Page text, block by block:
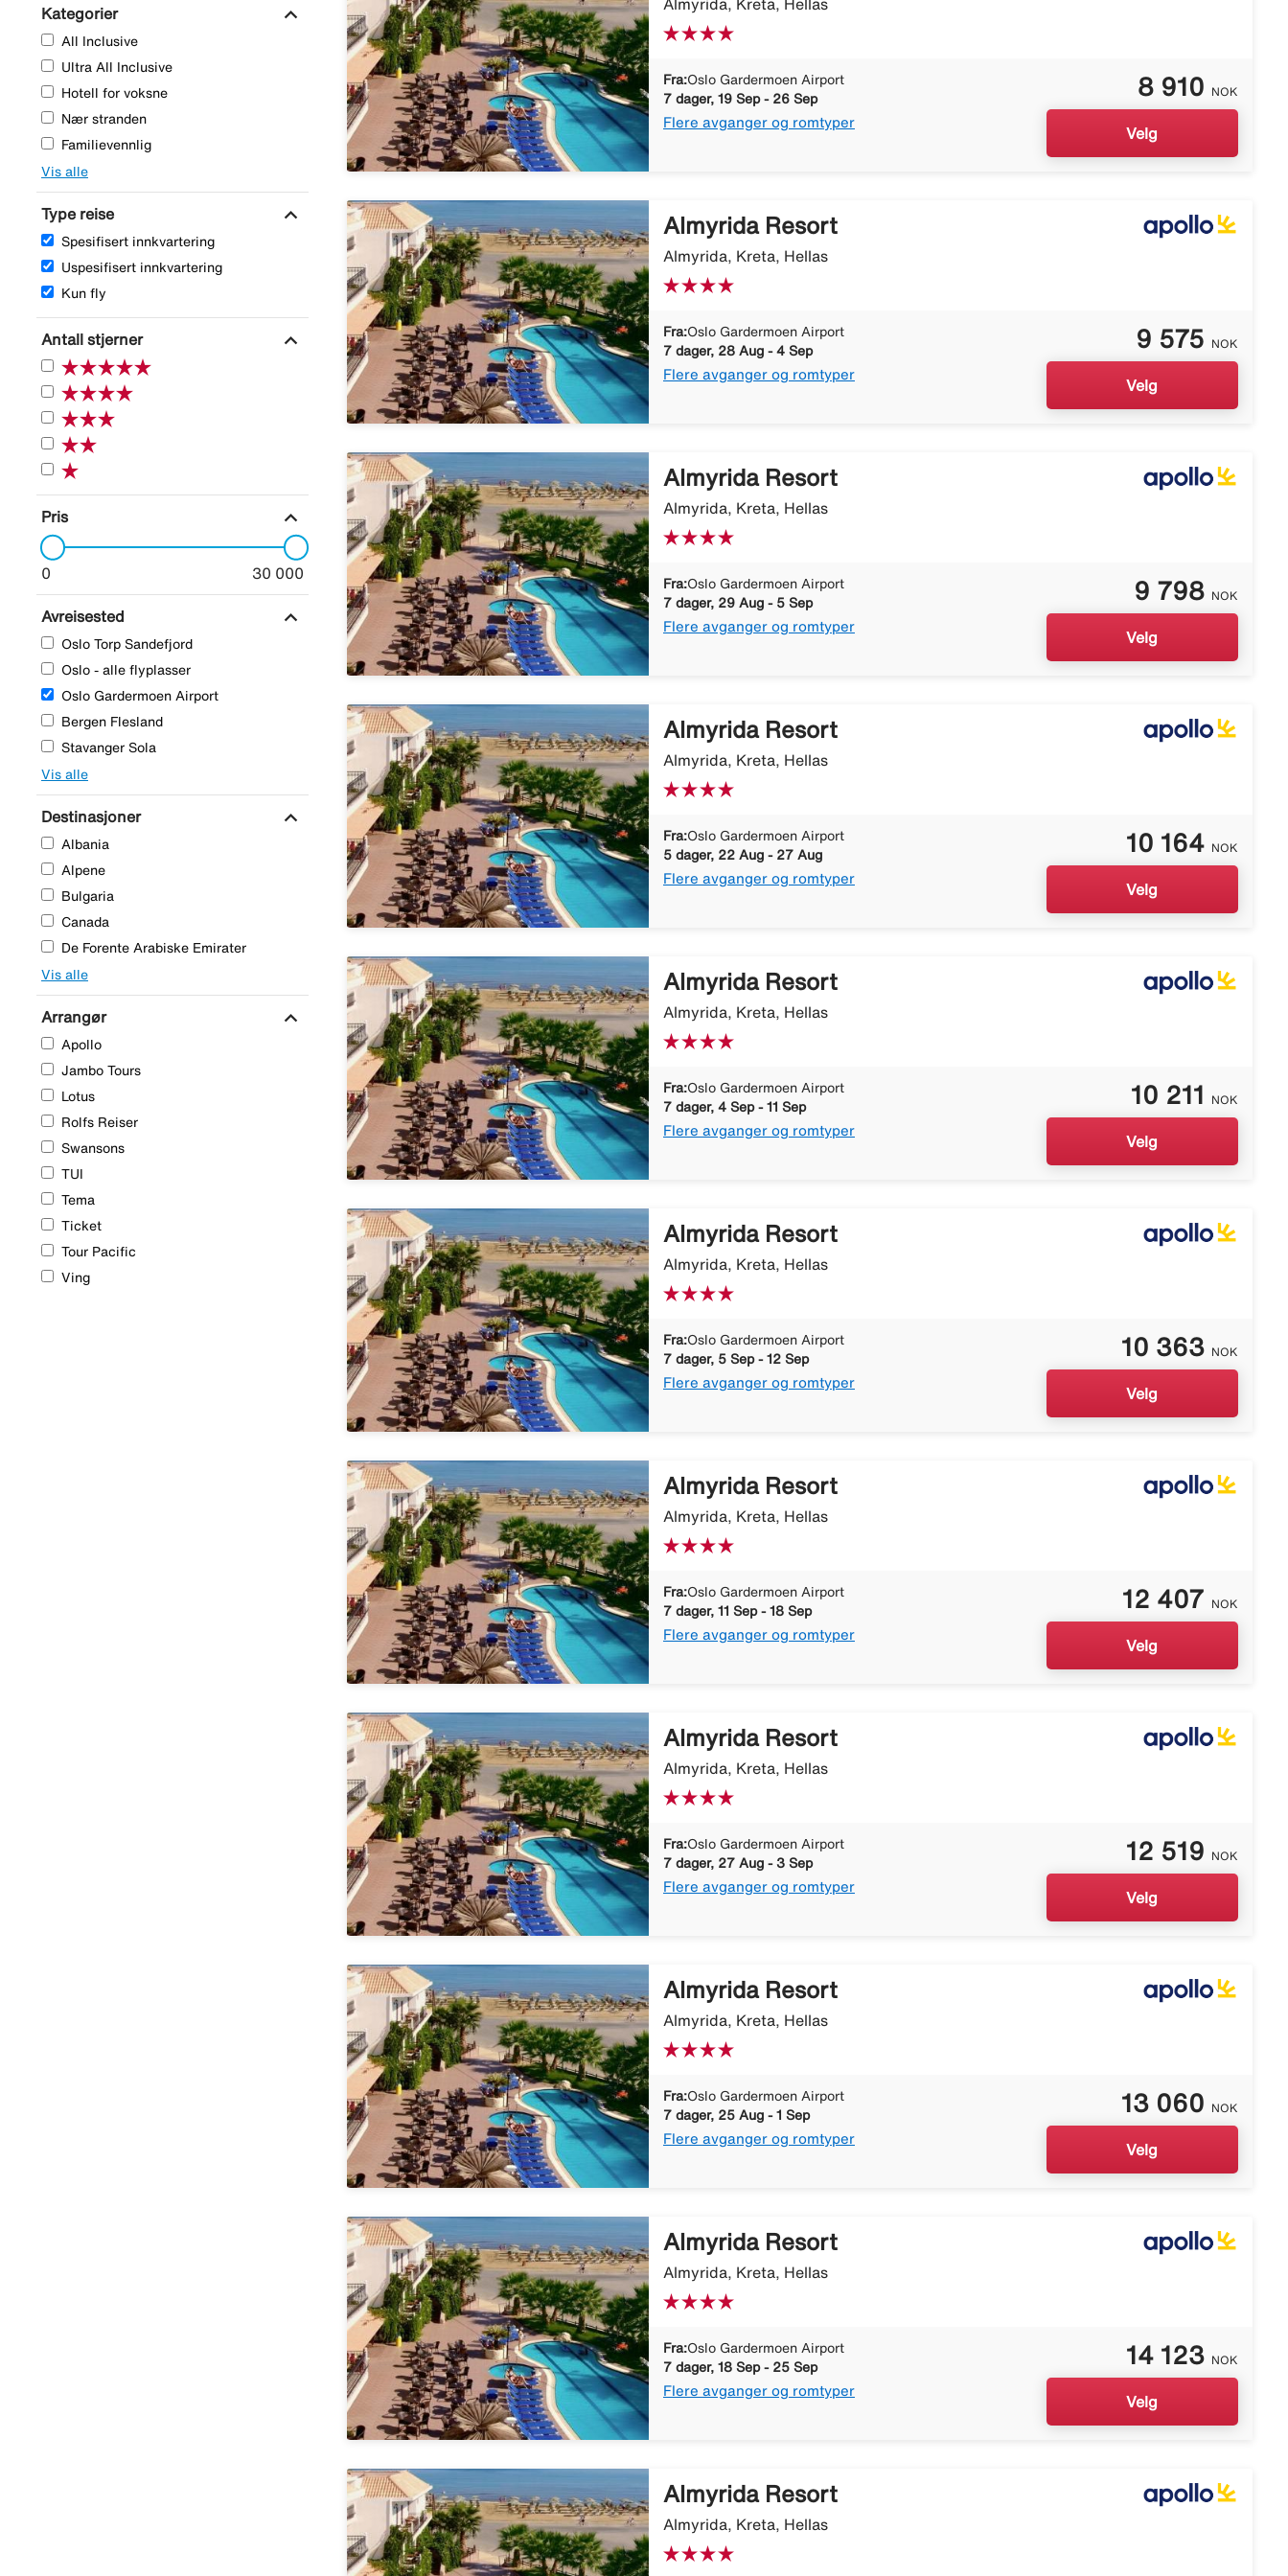
Kategorier expand_more
All Inclusive
Ultra All Inclusive
Hotell for voksne
Nær stranden
Familievennlig
Vis alle
Type reise expand_more
Spesifisert innkvartering
Uspesifisert innkvartering
Kun fly
Antall stjerner expand_more
Pris expand_more
0 30 000
Avreisested expand_more
Oslo Torp Sandefjord
Oslo - alle flyplasser
Oslo Gardermoen Airport
Bergen Flesland
Stavanger Sola
Vis alle
Destinasjoner expand_more
Albania
Alpene
Bulgaria
Canada
De Forente Arabiske Emirater
Vis alle
Arrangør expand_more
Apollo
Jambo Tours
Lotus
Rolfs Reiser
Swansons
TUI
Tema
Ticket
Tour Pacific
Ving
Almyrida, Kreta, Hellas
Fra:Oslo Gardermoen Airport
7 dager, 19 Sep - 26 Sep
Flere avganger og romtyper
8 910 NOK
Velg
Almyrida Resort
Almyrida, Kreta, Hellas
Fra:Oslo Gardermoen Airport
7 dager, 28 Aug - 4 Sep
Flere avganger og romtyper
9 575 NOK
Velg
Almyrida Resort
Almyrida, Kreta, Hellas
Fra:Oslo Gardermoen Airport
7 dager, 29 Aug - 5 Sep
Flere avganger og romtyper
9 798 NOK
Velg
Almyrida Resort
Almyrida, Kreta, Hellas
Fra:Oslo Gardermoen Airport
5 dager, 22 Aug - 27 Aug
Flere avganger og romtyper
10 164 NOK
Velg
Almyrida Resort
Almyrida, Kreta, Hellas
Fra:Oslo Gardermoen Airport
7 dager, 4 Sep - 11 Sep
Flere avganger og romtyper
10 211 NOK
Velg
Almyrida Resort
Almyrida, Kreta, Hellas
Fra:Oslo Gardermoen Airport
7 dager, 5 Sep - 12 Sep
Flere avganger og romtyper
10 363 NOK
Velg
Almyrida Resort
Almyrida, Kreta, Hellas
Fra:Oslo Gardermoen Airport
7 dager, 11 Sep - 18 Sep
Flere avganger og romtyper
12 407 NOK
Velg
Almyrida Resort
Almyrida, Kreta, Hellas
Fra:Oslo Gardermoen Airport
7 dager, 27 Aug - 3 Sep
Flere avganger og romtyper
12 519 NOK
Velg
Almyrida Resort
Almyrida, Kreta, Hellas
Fra:Oslo Gardermoen Airport
7 dager, 25 Aug - 1 Sep
Flere avganger og romtyper
13 060 NOK
Velg
Almyrida Resort
Almyrida, Kreta, Hellas
Fra:Oslo Gardermoen Airport
7 dager, 18 Sep - 25 Sep
Flere avganger og romtyper
14 123 NOK
Velg
Almyrida Resort
Almyrida, Kreta, Hellas